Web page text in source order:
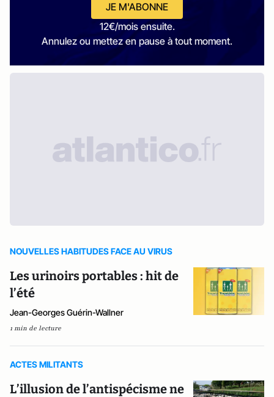
JE M'ABONNE
12€/mois ensuite.
Annulez ou mettez en pause à tout moment.
NOUVELLES HABITUDES FACE AU VIRUS
Les urinoirs portables : hit de
l’été
Jean-Georges Guérin-Wallner
1 min de lecture
ACTES MILITANTS
L’illusion de l’antispécisme ne